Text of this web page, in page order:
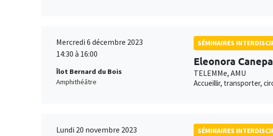
Mercredi 6 décembre 2023
14:30 à 16:00
Îlot Bernard du Bois
Amphithéâtre
SÉMINAIRES
Eleonora
TELEMMe, AMU
Accueillir, transporter,
Lundi 20 novembre 2023
SÉMINAIRES